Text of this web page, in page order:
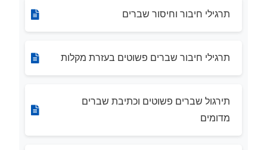
תרגילי חיבור וחיסור שברים
תרגילי חיבור שברים פשוטים בעזרת מקלות
תירגול שברים פשוטים וכתיבת שברים
מדומים